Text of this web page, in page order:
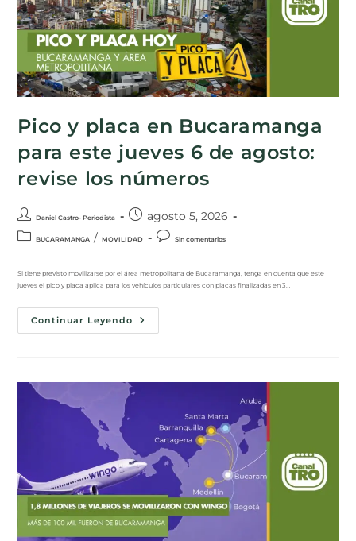
Pico y placa en Bucaramanga
para este jueves 6 de agosto:
revise los números
Daniel Castro- Periodista agosto 5, 2026
BUCARAMANGA / MOVILIDAD Sin comentarios
Si tiene previsto movilizarse por el área metropolitana de Bucaramanga, tenga en cuenta que este
jueves el pico y placa aplica para los vehículos particulares con placas finalizadas en 3…
Continuar Leyendo